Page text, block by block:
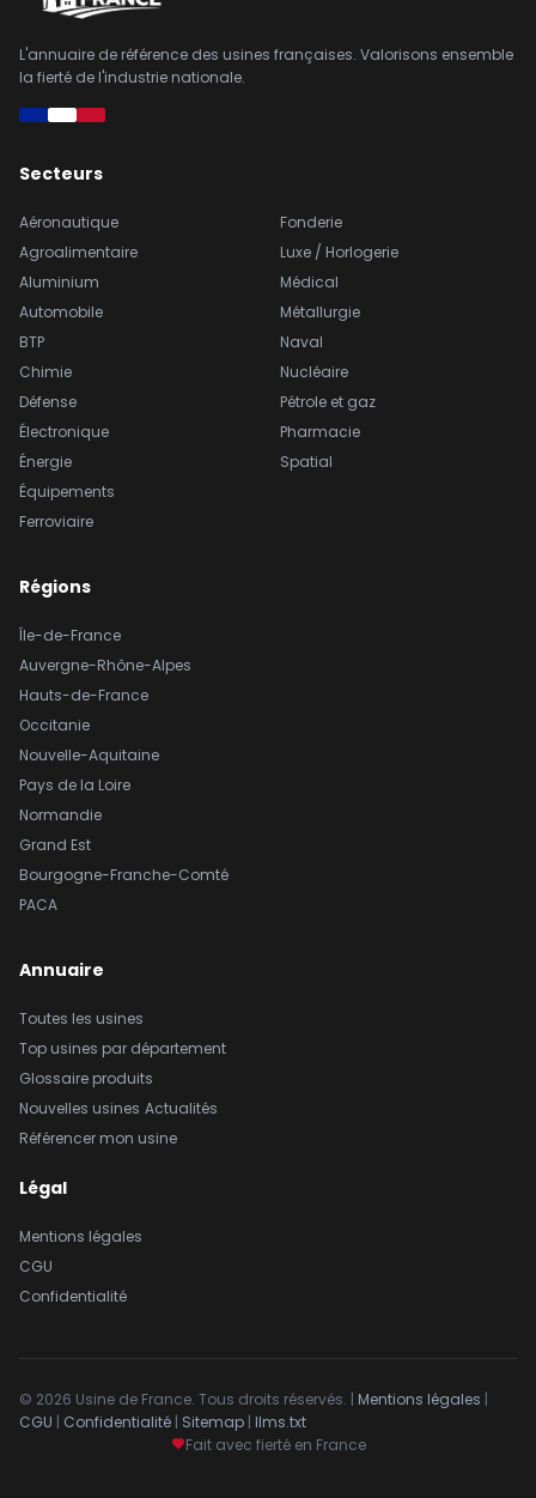
L'annuaire de référence des usines françaises. Valorisons ensemble
la fierté de l'industrie nationale.
Secteurs
Aéronautique
Agroalimentaire
Aluminium
Automobile
BTP
Chimie
Défense
Électronique
Énergie
Équipements
Ferroviaire
Fonderie
Luxe / Horlogerie
Médical
Métallurgie
Naval
Nucléaire
Pétrole et gaz
Pharmacie
Spatial
Régions
Île-de-France
Auvergne-Rhône-Alpes
Hauts-de-France
Occitanie
Nouvelle-Aquitaine
Pays de la Loire
Normandie
Grand Est
Bourgogne-Franche-Comté
PACA
Annuaire
Toutes les usines
Top usines par département
Glossaire produits
Nouvelles usines Actualités
Référencer mon usine
Légal
Mentions légales
CGU
Confidentialité
© 2026 Usine de France. Tous droits réservés. | Mentions légales |
CGU | Confidentialité | Sitemap | llms.txt
Fait avec fierté en France